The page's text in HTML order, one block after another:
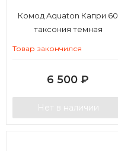
Комод Aquaton Капри 60
таксония темная
Товар закончился
6 500 ₽
Нет в наличии